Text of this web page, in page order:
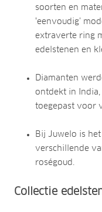
soorten en
‘eenvoudig’
extraverte ring
edelstenen en
Diamanten
ontdekt in
toegepast voor
Bij Juwelo is
verschillende
roségoud.
Collectie